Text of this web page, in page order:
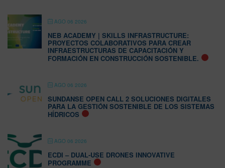
AGO 06 2026
NEB ACADEMY | SKILLS INFRASTRUCTURE:
PROYECTOS COLABORATIVOS PARA CREAR
INFRAESTRUCTURAS DE CAPACITACIÓN Y
FORMACIÓN EN CONSTRUCCIÓN SOSTENIBLE.
AGO 06 2026
SUNDANSE OPEN CALL 2 SOLUCIONES DIGITALES
PARA LA GESTIÓN SOSTENIBLE DE LOS SISTEMAS
HÍDRICOS
AGO 06 2026
ECDI – DUAL-USE DRONES INNOVATIVE
PROGRAMME